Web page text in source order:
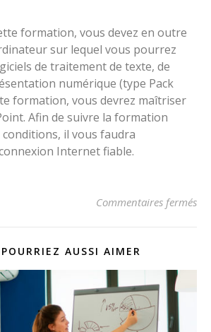
formation, vous devez en outre
sur lequel vous pourrez
de traitement de texte, de
numérique (type Pack
formation, vous devrez maîtriser
Afin de suivre la formation
il vous faudra
Internet fiable.
Commentaires fermés
AUSSI AIMER